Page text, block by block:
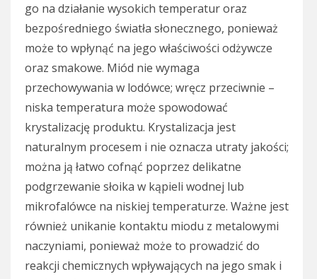
go na działanie wysokich temperatur oraz
bezpośredniego światła słonecznego, ponieważ
może to wpłynąć na jego właściwości odżywcze
oraz smakowe. Miód nie wymaga
przechowywania w lodówce; wręcz przeciwnie –
niska temperatura może spowodować
krystalizację produktu. Krystalizacja jest
naturalnym procesem i nie oznacza utraty jakości;
można ją łatwo cofnąć poprzez delikatne
podgrzewanie słoika w kąpieli wodnej lub
mikrofalówce na niskiej temperaturze. Ważne jest
również unikanie kontaktu miodu z metalowymi
naczyniami, ponieważ może to prowadzić do
reakcji chemicznych wpływających na jego smak i